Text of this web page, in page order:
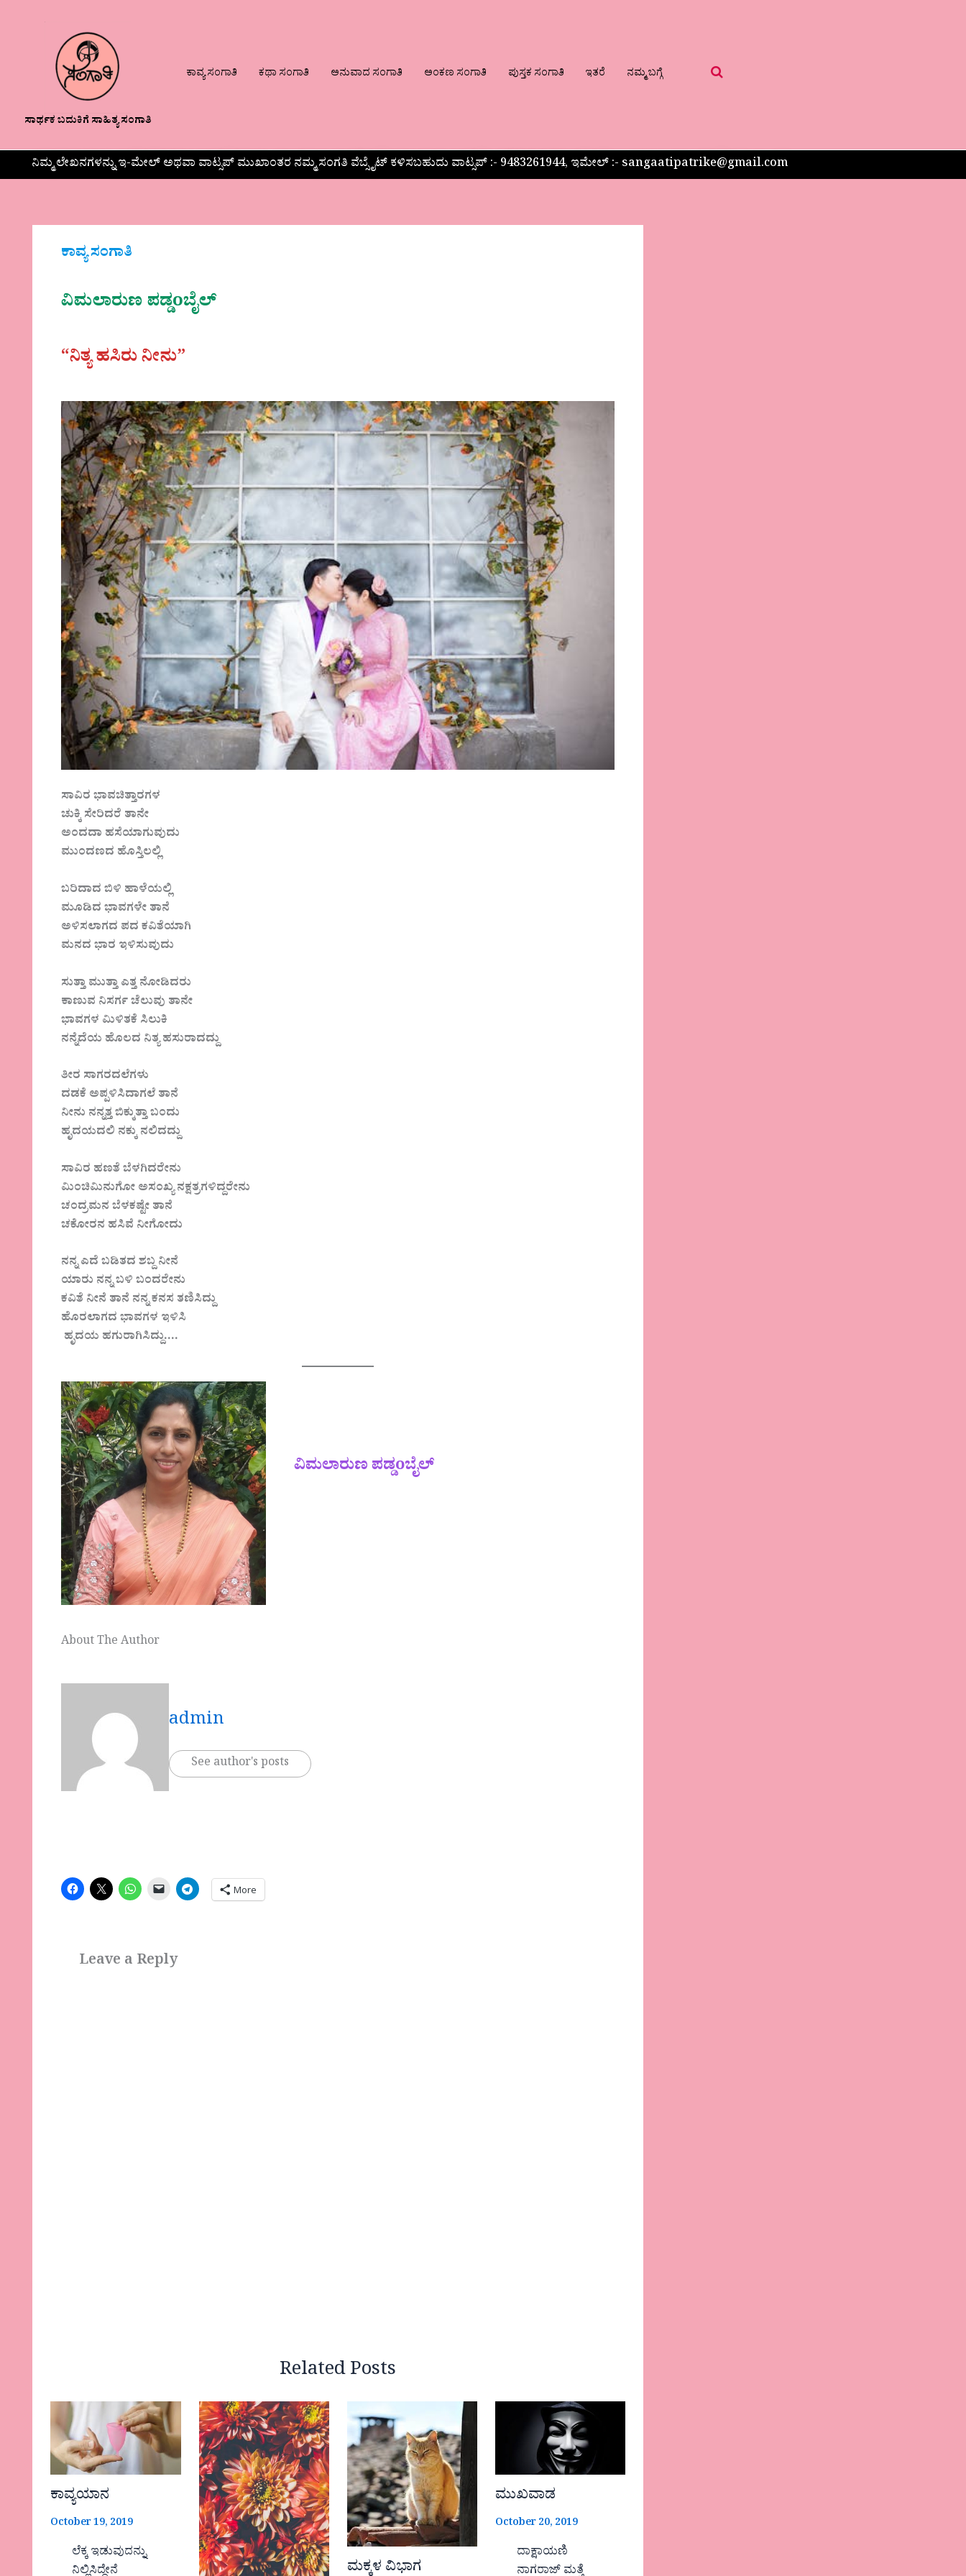
ಸಾರ್ಥಕ ಬದುಕಿಗೆ ಸಾಹಿತ್ಯ ಸಂಗಾತಿ
ಕಾವ್ಯ ಸಂಗಾತಿ ಕಥಾ ಸಂಗಾತಿ ಅನುವಾದ ಸಂಗಾತಿ ಅಂಕಣ ಸಂಗಾತಿ ಪುಸ್ತಕ ಸಂಗಾತಿ ಇತರೆ ನಮ್ಮ ಬಗ್ಗೆ
ನಿಮ್ಮ ಲೇಖನಗಳನ್ನು ಇ-ಮೇಲ್ ಅಥವಾ ವಾಟ್ಸಪ್ ಮುಖಾಂತರ ನಮ್ಮ ಸಂಗತಿ ವೆಬ್ಸೈಟ್ ಕಳಿಸಬಹುದು ವಾಟ್ಸಪ್‌ :- 9483261944, ಇಮೇಲ್ :- sangaatipatrike@gmail.com
ಕಾವ್ಯ ಸಂಗಾತಿ
ವಿಮಲಾರುಣ ಪಡ್ಡoಬೈಲ್
“ನಿತ್ಯ ಹಸಿರು ನೀನು”
ಸಾವಿರ ಭಾವಚಿತ್ತಾರಗಳ
ಚುಕ್ಕಿ ಸೇರಿದರೆ ತಾನೇ
ಅಂದದಾ ಹಸೆಯಾಗುವುದು
ಮುಂದಣದ ಹೊಸ್ತಿಲಲ್ಲಿ
ಬರಿದಾದ ಬಿಳಿ ಹಾಳೆಯಲ್ಲಿ
ಮೂಡಿದ ಭಾವಗಳೇ ತಾನೆ
ಅಳಿಸಲಾಗದ ಪದ ಕವಿತೆಯಾಗಿ
ಮನದ ಭಾರ ಇಳಿಸುವುದು
ಸುತ್ತಾ ಮುತ್ತಾ ಎತ್ತ ನೋಡಿದರು
ಕಾಣುವ ನಿಸರ್ಗ ಚೆಲುವು ತಾನೇ
ಭಾವಗಳ ಮಿಳಿತಕೆ ಸಿಲುಕಿ
ನನ್ನೆದೆಯ ಹೊಲದ ನಿತ್ಯ ಹಸುರಾದದ್ದು
ತೀರ ಸಾಗರದಲೆಗಳು
ದಡಕೆ ಅಪ್ಪಳಿಸಿದಾಗಲೆ ತಾನೆ
ನೀನು ನನ್ನತ್ತ ಬಿಕ್ಕುತ್ತಾ ಬಂದು
ಹೃದಯದಲಿ ನಕ್ಕು ನಲಿದದ್ದು
ಸಾವಿರ ಹಣತೆ ಬೆಳಗಿದರೇನು
ಮಿಂಚಿಮಿನುಗೋ ಅಸಂಖ್ಯ ನಕ್ಷತ್ರಗಳಿದ್ದರೇನು
ಚಂದ್ರಮನ ಬೆಳಕಷ್ಟೇ ತಾನೆ
ಚಕೋರನ ಹಸಿವೆ ನೀಗೋದು
ನನ್ನ ಎದೆ ಬಡಿತದ ಶಬ್ದ ನೀನೆ
ಯಾರು ನನ್ನ ಬಳಿ ಬಂದರೇನು
ಕವಿತೆ ನೀನೆ ತಾನೆ ನನ್ನ ಕನಸ ತಣಿಸಿದ್ದು
ಹೊರಲಾಗದ ಭಾವಗಳ ಇಳಿಸಿ
ಹೃದಯ ಹಗುರಾಗಿಸಿದ್ದು….
ವಿಮಲಾರುಣ ಪಡ್ಡoಬೈಲ್
About The Author
admin
See author's posts
More
Leave a Reply
Related Posts
ಕಾವ್ಯಯಾನ
October 19, 2019
ಲೆಕ್ಕ ಇಡುವುದನ್ನು
ನಿಲ್ಲಿಸಿದ್ದೇನೆ
ಮಕ್ಕಳ ವಿಭಾಗ
ಮುಖವಾಡ
October 20, 2019
ದಾಕ್ಷಾಯಣಿ
ನಾಗರಾಜ್ ಮತ್ತೆ